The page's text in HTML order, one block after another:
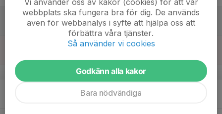
v.43
webbplats ska fungera bra för dig. De används
även för webbanalys i syfte att hjälpa oss att
förbättra våra tjänster.
Så använder vi cookies
Godkänn alla kakor
Bara nödvändiga